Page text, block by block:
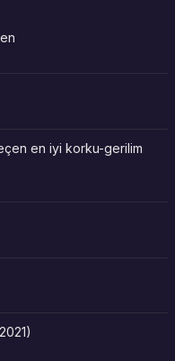
en iyi korku-gerilim